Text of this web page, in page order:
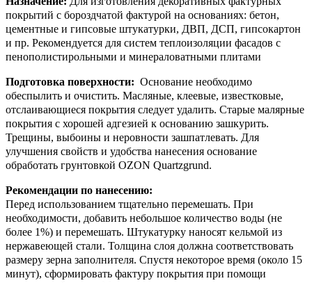
покрытий с бороздчатой фактурой на основаниях: бетон,
цементные и гипсовые штукатурки, ДВП, ДСП, гипсокартон
и пр. Рекомендуется для систем теплоизоляции фасадов с
пенополистирольными и минераловатными плитами
Подготовка поверхности: Основание необходимо
обеспылить и очистить. Масляные, клеевые, известковые,
отслаивающиеся покрытия следует удалить. Старые малярные
покрытия с хорошей адгезией к основанию зашкурить.
Трещины, выбоины и неровности зашпатлевать. Для
улучшения свойств и удобства нанесения основание
обработать грунтовкой OZON Quartzgrund.
Рекомендации по нанесению:
Перед использованием тщательно перемешать. При
необходимости, добавить небольшое количество воды (не
более 1%) и перемешать. Штукатурку наносят кельмой из
нержавеющей стали. Толщина слоя должна соответствовать
размеру зерна заполнителя. Спустя некоторое время (около 15
минут), сформировать фактуру покрытия при помощи